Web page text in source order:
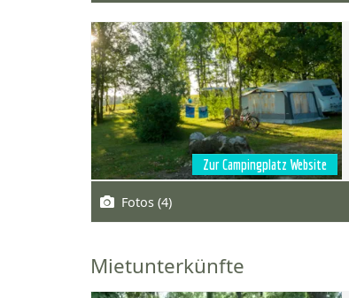
Zur Campingplatz Website
Fotos (4)
Mietunterkünfte